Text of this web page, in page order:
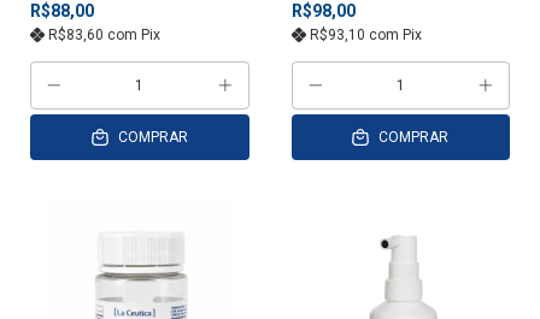
R$88,00
R$83,60 com Pix
COMPRAR
R$98,00
R$93,10 com Pix
COMPRAR